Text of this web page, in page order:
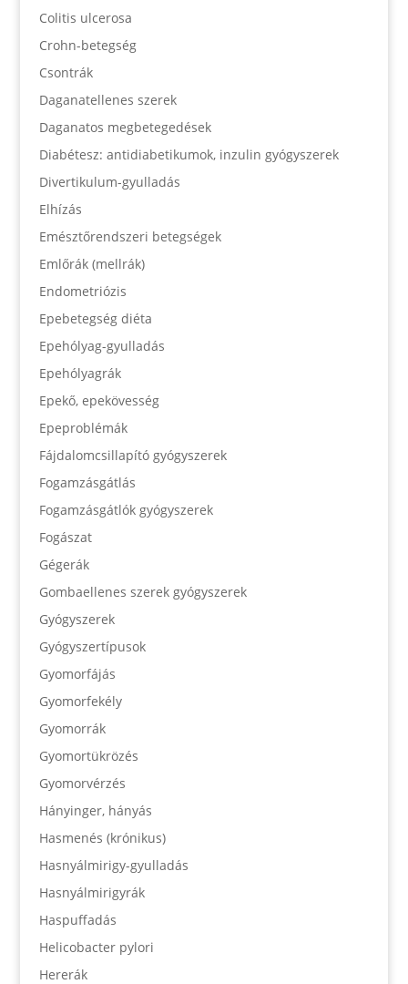
Colitis ulcerosa
Crohn-betegség
Csontrák
Daganatellenes szerek
Daganatos megbetegedések
Diabétesz: antidiabetikumok, inzulin gyógyszerek
Divertikulum-gyulladás
Elhízás
Emésztőrendszeri betegségek
Emlőrák (mellrák)
Endometriózis
Epebetegség diéta
Epehólyag-gyulladás
Epehólyagrák
Epekő, epekövesség
Epeproblémák
Fájdalomcsillapító gyógyszerek
Fogamzásgátlás
Fogamzásgátlók gyógyszerek
Fogászat
Gégerák
Gombaellenes szerek gyógyszerek
Gyógyszerek
Gyógyszertípusok
Gyomorfájás
Gyomorfekély
Gyomorrák
Gyomortükrözés
Gyomorvérzés
Hányinger, hányás
Hasmenés (krónikus)
Hasnyálmirigy-gyulladás
Hasnyálmirigyrák
Haspuffadás
Helicobacter pylori
Hererák